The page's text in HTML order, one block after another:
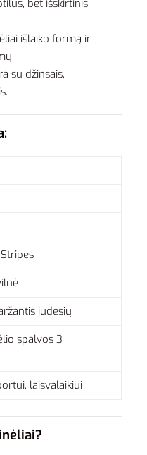
bet išskirtinis
išlaiko formą ir
su džinsais,
judesių
spalvos 3
laisvalaikiui